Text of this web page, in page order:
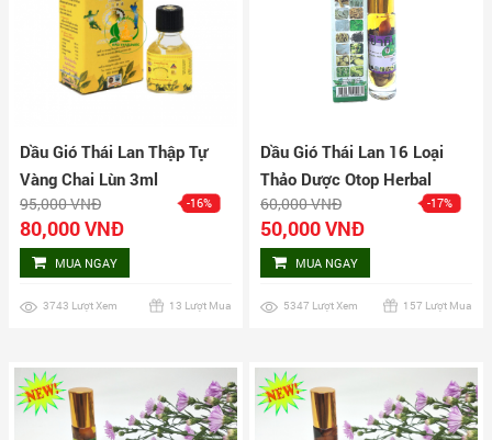
Dầu Gió Thái Lan Thập Tự
Vàng Chai Lùn 3ml
95,000 VNĐ -16%
80,000 VNĐ
MUA NGAY
3743 Lượt Xem 13 Lượt Mua
Dầu Gió Thái Lan 16 Loại
Thảo Dược Otop Herbal
Liquid Balm Yatim Brand
60,000 VNĐ -17%
50,000 VNĐ
MUA NGAY
5347 Lượt Xem 157 Lượt Mua